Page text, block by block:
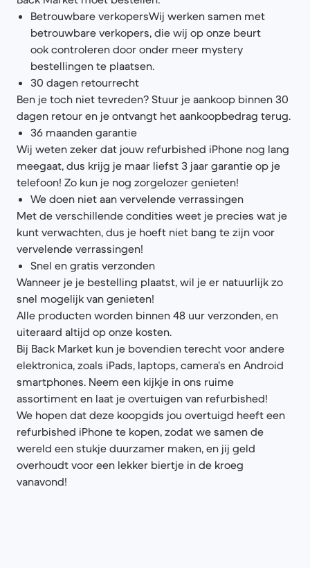
Betrouwbare verkopersWij werken samen met
betrouwbare verkopers, die wij op onze beurt
ook controleren door onder meer mystery
bestellingen te plaatsen.
30 dagen retourrecht
Ben je toch niet tevreden? Stuur je aankoop binnen 30
dagen retour en je ontvangt het aankoopbedrag terug.
36 maanden garantie
Wij weten zeker dat jouw refurbished iPhone nog lang
meegaat, dus krijg je maar liefst 3 jaar garantie op je
telefoon! Zo kun je nog zorgelozer genieten!
We doen niet aan vervelende verrassingen
Met de verschillende condities weet je precies wat je
kunt verwachten, dus je hoeft niet bang te zijn voor
vervelende verrassingen!
Snel en gratis verzonden
Wanneer je je bestelling plaatst, wil je er natuurlijk zo
snel mogelijk van genieten!
Alle producten worden binnen 48 uur verzonden, en
uiteraard altijd op onze kosten.
Bij Back Market kun je bovendien terecht voor andere
elektronica, zoals iPads, laptops, camera’s en Android
smartphones. Neem een kijkje in ons ruime
assortiment en laat je overtuigen van refurbished!
We hopen dat deze koopgids jou overtuigd heeft een
refurbished iPhone te kopen, zodat we samen de
wereld een stukje duurzamer maken, en jij geld
overhoudt voor een lekker biertje in de kroeg
vanavond!